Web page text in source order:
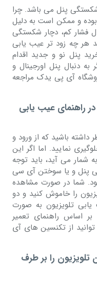
پنل می باشد. چرا
و ممکن است به دلیل
فشار کم، دچار شکستگی
هر چه زود تر عیب یابی
پنل نو و جدید اقدام
دنبال پنل اورجینال و
آی پی یدک مراجعه
راهنمای عیب یابی
داشته باشید که از ورود و
نمایید. اما اگر این
شمار می آید، باید توجه
پنل و یا سوختن آی سی
شما در صورت مشاهده
را خاموش کنید و دو
تلویزیون به صورت
اساس راهنمای تعمیر
از تکنسین های آی
را ‌بر طرف